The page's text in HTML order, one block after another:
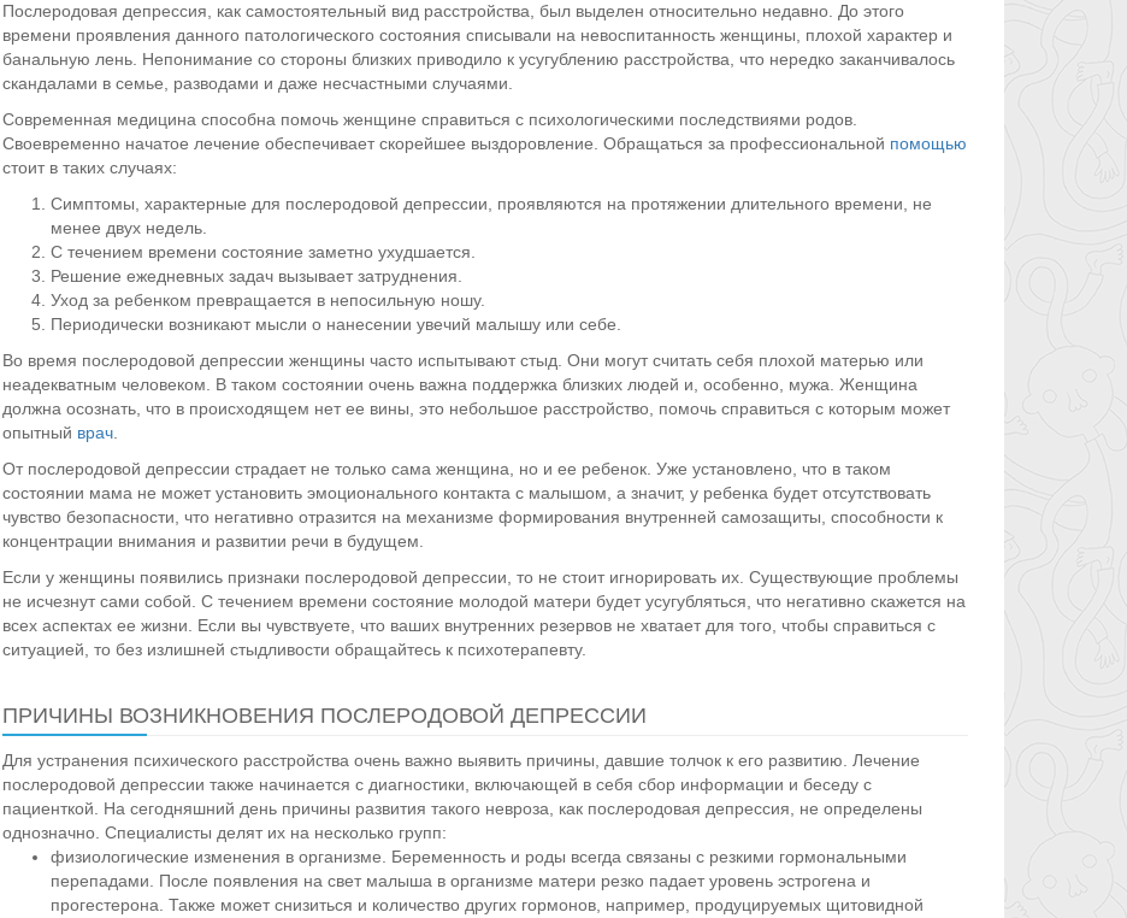
Послеродовая депрессия, как самостоятельный вид расстройства, был выделен относительно недавно. До этого
времени проявления данного патологического состояния списывали на невоспитанность женщины, плохой характер и
банальную лень. Непонимание со стороны близких приводило к усугублению расстройства, что нередко заканчивалось
скандалами в семье, разводами и даже несчастными случаями.
Современная медицина способна помочь женщине справиться с психологическими последствиями родов.
Своевременно начатое лечение обеспечивает скорейшее выздоровление. Обращаться за профессиональной помощью
стоит в таких случаях:
Симптомы, характерные для послеродовой депрессии, проявляются на протяжении длительного времени, не
менее двух недель.
С течением времени состояние заметно ухудшается.
Решение ежедневных задач вызывает затруднения.
Уход за ребенком превращается в непосильную ношу.
Периодически возникают мысли о нанесении увечий малышу или себе.
Во время послеродовой депрессии женщины часто испытывают стыд. Они могут считать себя плохой матерью или
неадекватным человеком. В таком состоянии очень важна поддержка близких людей и, особенно, мужа. Женщина
должна осознать, что в происходящем нет ее вины, это небольшое расстройство, помочь справиться с которым может
опытный врач.
От послеродовой депрессии страдает не только сама женщина, но и ее ребенок. Уже установлено, что в таком
состоянии мама не может установить эмоционального контакта с малышом, а значит, у ребенка будет отсутствовать
чувство безопасности, что негативно отразится на механизме формирования внутренней самозащиты, способности к
концентрации внимания и развитии речи в будущем.
Если у женщины появились признаки послеродовой депрессии, то не стоит игнорировать их. Существующие проблемы
не исчезнут сами собой. С течением времени состояние молодой матери будет усугубляться, что негативно скажется на
всех аспектах ее жизни. Если вы чувствуете, что ваших внутренних резервов не хватает для того, чтобы справиться с
ситуацией, то без излишней стыдливости обращайтесь к психотерапевту.
ПРИЧИНЫ ВОЗНИКНОВЕНИЯ ПОСЛЕРОДОВОЙ ДЕПРЕССИИ
Для устранения психического расстройства очень важно выявить причины, давшие толчок к его развитию. Лечение
послеродовой депрессии также начинается с диагностики, включающей в себя сбор информации и беседу с
пациенткой. На сегодняшний день причины развития такого невроза, как послеродовая депрессия, не определены
однозначно. Специалисты делят их на несколько групп:
физиологические изменения в организме. Беременность и роды всегда связаны с резкими гормональными
перепадами. После появления на свет малыша в организме матери резко падает уровень эстрогена и
прогестерона. Также может снизиться и количество других гормонов, например, продуцируемых щитовидной